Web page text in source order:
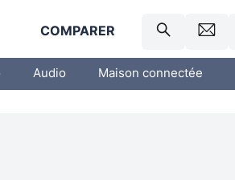
COMPARER
Audio Maison connectée